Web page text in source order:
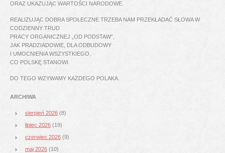
ORAZ UKAZUJĄC WARTOŚCI NARODOWE.
REALIZUJĄC DOBRA SPOŁECZNE TRZEBA NAM PRZEKŁADAĆ SŁOWA W
CODZIENNY TRUD
PRACY ORGANICZNEJ „OD PODSTAW”,
JAK PRADZIADOWIE, DLA ODBUDOWY
I UMOCNIENIA WSZYSTKIEGO,
CO POLSKĘ STANOWI.
DO TEGO WZYWAMY KAŻDEGO POLAKA.
ARCHIWA
sierpień 2026 (8)
lipiec 2026 (19)
czerwiec 2026 (9)
maj 2026 (10)